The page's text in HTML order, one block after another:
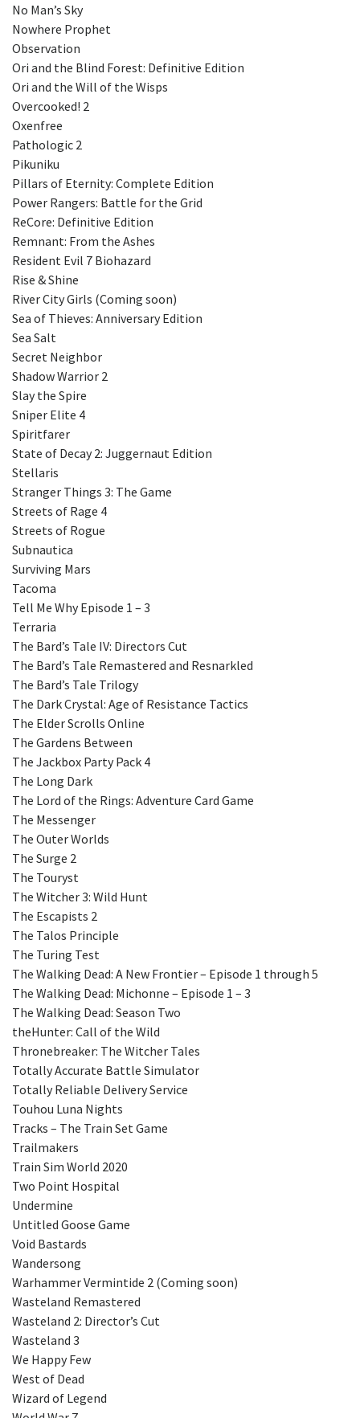
No Man’s Sky
Nowhere Prophet
Observation
Ori and the Blind Forest: Definitive Edition
Ori and the Will of the Wisps
Overcooked! 2
Oxenfree
Pathologic 2
Pikuniku
Pillars of Eternity: Complete Edition
Power Rangers: Battle for the Grid
ReCore: Definitive Edition
Remnant: From the Ashes
Resident Evil 7 Biohazard
Rise & Shine
River City Girls (Coming soon)
Sea of Thieves: Anniversary Edition
Sea Salt
Secret Neighbor
Shadow Warrior 2
Slay the Spire
Sniper Elite 4
Spiritfarer
State of Decay 2: Juggernaut Edition
Stellaris
Stranger Things 3: The Game
Streets of Rage 4
Streets of Rogue
Subnautica
Surviving Mars
Tacoma
Tell Me Why Episode 1 – 3
Terraria
The Bard’s Tale IV: Directors Cut
The Bard’s Tale Remastered and Resnarkled
The Bard’s Tale Trilogy
The Dark Crystal: Age of Resistance Tactics
The Elder Scrolls Online
The Gardens Between
The Jackbox Party Pack 4
The Long Dark
The Lord of the Rings: Adventure Card Game
The Messenger
The Outer Worlds
The Surge 2
The Touryst
The Witcher 3: Wild Hunt
The Escapists 2
The Talos Principle
The Turing Test
The Walking Dead: A New Frontier – Episode 1 through 5
The Walking Dead: Michonne – Episode 1 – 3
The Walking Dead: Season Two
theHunter: Call of the Wild
Thronebreaker: The Witcher Tales
Totally Accurate Battle Simulator
Totally Reliable Delivery Service
Touhou Luna Nights
Tracks – The Train Set Game
Trailmakers
Train Sim World 2020
Two Point Hospital
Undermine
Untitled Goose Game
Void Bastards
Wandersong
Warhammer Vermintide 2 (Coming soon)
Wasteland Remastered
Wasteland 2: Director’s Cut
Wasteland 3
We Happy Few
West of Dead
Wizard of Legend